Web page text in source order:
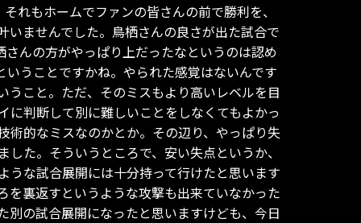
れもホームでファンの皆さんの前で勝利を、
ませんでした。鳥栖さんの良さが出た試合で
んの方がやっぱり上だったなというのは認め
うことですかね。やられた感覚はないんです
こと。ただ、そのミスもより高いレベルを目
判断して別に難しいことをしなくてもよかっ
術的なミスなのかとか。その辺り、やっぱり失
た。そういうところで、安い失点というか、
な試合展開には十分持って行けたと思います
裏返すというような攻撃も出来ていなかった
の試合展開になったと思いますけども、今日